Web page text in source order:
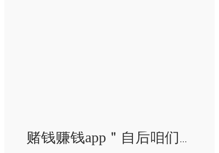
赌钱赚钱app＂自后咱们的预算抵制向日本歪斜-赢钱的游戏软件·(中国)官方网站